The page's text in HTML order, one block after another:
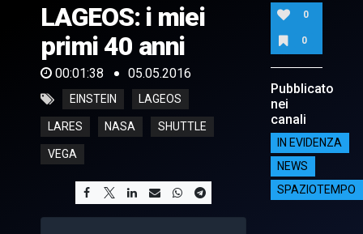
38
seconds
LAGEOS: i miei
primi 40 anni
00:01:38 05.05.2016
EINSTEIN LAGEOS
LARES NASA SHUTTLE
VEGA
0
0
Pubblicato
nei
canali
IN EVIDENZA
NEWS
SPAZIOTEMPO